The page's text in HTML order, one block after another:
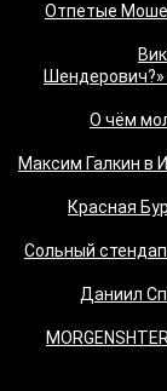
Отпетые
«О чём
Максим Галкин в
Красная
"Сольный
"Даниил